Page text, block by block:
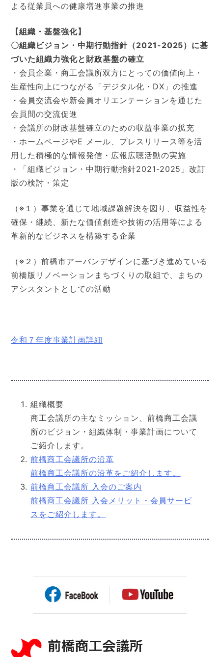
よる従業員への健康増進事業の推進
【組織・基盤強化】
〇組織ビジョン・中期行動指針（2021-2025）に基
づいた組織力強化と財政基盤の確立
・会員企業・商工会議所双方にとっての価値向上・
生産性向上につながる「デジタル化・DX」の推進
・会員交流会や新会員オリエンテーションを通じた
会員間の交流促進
・会議所の財政基盤確立のための収益事業の拡充
・ホームページやE メール、プレスリリース等を活
用した積極的な情報発信・広報広聴活動の実施
・「組織ビジョン・中期行動指針2021-2025」改訂
版の検討・策定
（※１）事業を通じて地域課題解決を図り、収益性を
確保・継続、新たな価値創造や技術の活用等による
革新的なビジネスを構築する企業
（※２）前橋市アーバンデザインに基づき進めている
前橋版リノベーションまちづくりの取組で、まちの
アシスタントとしての活動
令和７年度事業計画詳細
組織概要
商工会議所の主なミッション、前橋商工会議
所のビジョン・組織体制・事業計画について
ご紹介します。
前橋商工会議所の沿革
前橋商工会議所の沿革をご紹介します。
前橋商工会議所 入会のご案内
前橋商工会議所 入会メリット・会員サービ
スをご紹介します。